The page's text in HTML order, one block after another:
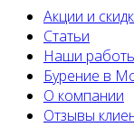
Акции и
Статьи
Наши
Бурение в
О компании
Отзывы